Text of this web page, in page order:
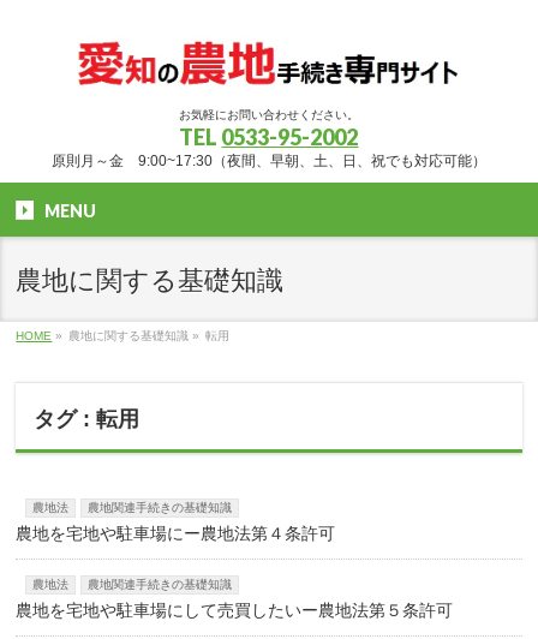
お気軽にお問い合わせください。
TEL 0533-95-2002
原則月～金 9:00~17:30（夜間、早朝、土、日、祝でも対応可能）
MENU
農地に関する基礎知識
HOME » 農地に関する基礎知識 » 転用
タグ : 転用
農地法 農地関連手続きの基礎知識
農地を宅地や駐車場にー農地法第４条許可
農地法 農地関連手続きの基礎知識
農地を宅地や駐車場にして売買したいー農地法第５条許可